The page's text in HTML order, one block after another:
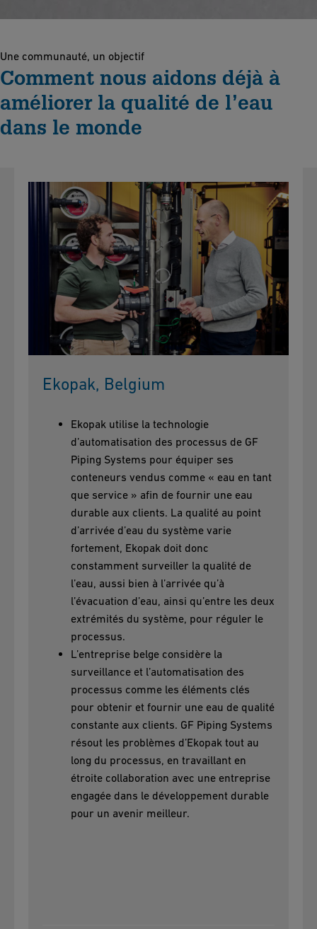
Une communauté, un objectif
Comment nous aidons déjà à
améliorer la qualité de l’eau
dans le monde
Ekopak, Belgium
Ekopak utilise la technologie
d’automatisation des processus de GF
Piping Systems pour équiper ses
conteneurs vendus comme « eau en tant
que service » afin de fournir une eau
durable aux clients. La qualité au point
d’arrivée d’eau du système varie
fortement, Ekopak doit donc
constamment surveiller la qualité de
l’eau, aussi bien à l’arrivée qu’à
l’évacuation d’eau, ainsi qu’entre les deux
extrémités du système, pour réguler le
processus.
L’entreprise belge considère la
surveillance et l’automatisation des
processus comme les éléments clés
pour obtenir et fournir une eau de qualité
constante aux clients. GF Piping Systems
résout les problèmes d’Ekopak tout au
long du processus, en travaillant en
étroite collaboration avec une entreprise
engagée dans le développement durable
pour un avenir meilleur.